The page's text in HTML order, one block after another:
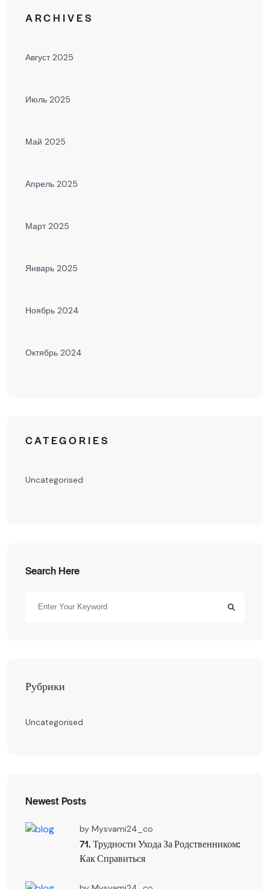
ARCHIVES
Август 2025
Июль 2025
Май 2025
Апрель 2025
Март 2025
Январь 2025
Ноябрь 2024
Октябрь 2024
CATEGORIES
Uncategorised
Search Here
Рубрики
Uncategorised
Newest Posts
by Mysvami24_co
71. Трудности Ухода За Родственником:
Как Справиться